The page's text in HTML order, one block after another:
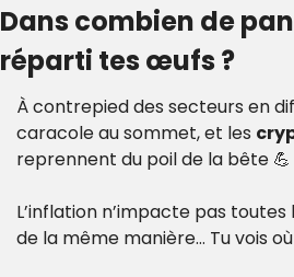
Dans combien de
réparti tes œufs ?
À contrepied des secteurs en
caracole au sommet, et les
reprennent du poil de la bête 💪
L’inflation n’impacte pas toutes
de la même manière… Tu vois